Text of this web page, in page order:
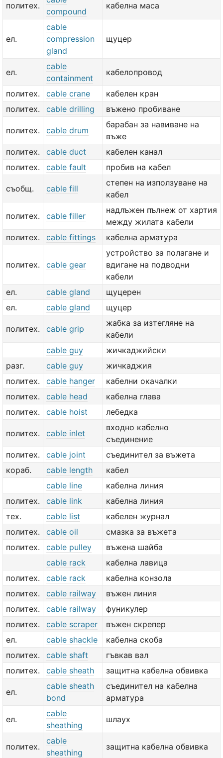
политех.
compound
кабелна маса
ел.
cable
compression
gland
щуцер
ел.
cable
containment
кабелопровод
политех. cable crane
кабелен кран
политех.
cable drilling въжено пробиване
политех. cable drum
барабан за навиване на
въже
политех.
cable duct
кабелен канал
политех.
cable fault пробив на кабел
съобщ. cable fill
степен на използуване на
кабел
политех. cable filler
надлъжен пълнеж от хартия
между жилата кабели
политех.
cable fittings кабелна арматура
политех. cable gear
устройство за полагане и
вдигане на подводни
кабели
ел.
cable gland
щуцерен
ел.
cable gland щуцер
политех. cable grip
жабка за изтегляне на
кабели
cable guy
жичкаджийски
разг.
cable guy
жичкаджия
политех.
cable hanger
кабелни окачалки
политех.
cable head
кабелна глава
политех.
cable hoist лебедка
политех. cable inlet
входно кабелно
съединение
политех.
cable joint
съединител за въжета
кораб.
cable length
кабел
cable line
кабелна линия
политех.
cable link
кабелна линия
тех.
cable list
кабелен журнал
политех.
cable oil
смазка за въжета
политех.
cable pulley
въжена шайба
cable rack
кабелна лавица
политех.
cable rack
кабелна конзола
политех.
cable railway
въжен линия
политех.
cable railway
фуникулер
политех.
cable scraper
въжен скрепер
ел.
cable shackle
кабелна скоба
политех.
cable shaft
гъвкав вал
политех.
cable sheath защитна кабелна обвивка
ел.
cable sheath
bond
съединител на кабелна
арматура
ел.
cable
sheathing
шлаух
политех.
cable
sheathing
защитна кабелна обвивка